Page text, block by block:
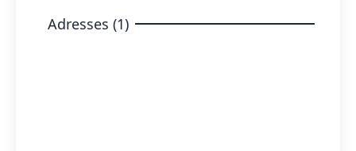
Adresses (1)